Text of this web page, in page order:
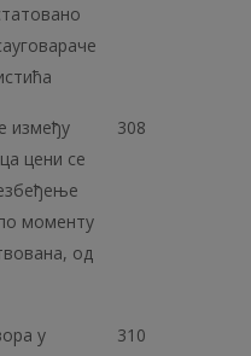
између
цени се
моменту
од
308
у
310